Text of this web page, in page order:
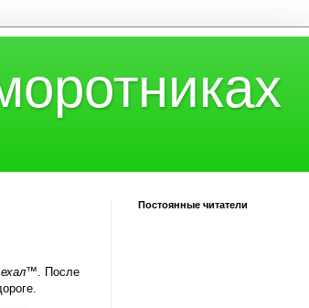
. После
Постоянные читатели